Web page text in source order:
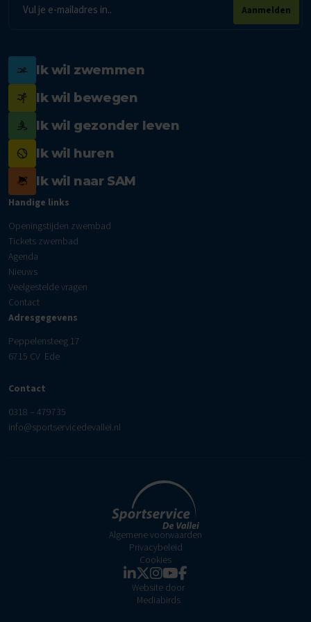
mailadres
Aanmelden
Ik wil zwemmen
Ik wil bewegen
Ik wil gezonder leven
Ik wil huren
Ik wil naar SAM
Handige links
Openingstijden zwembad
Tickets zwembad
Agenda
Nieuws
Veelgestelde vragen
Contact
Adresgegevens
Peppelensteeg 17
6715 CV Ede
Contact
0318 – 479735
info@sportservicedevallei.nl
Algemene voorwaarden
Privacybeleid
Cookies
Website door
Mediabirds